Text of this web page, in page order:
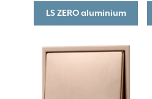
LS ZERO aluminium